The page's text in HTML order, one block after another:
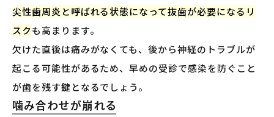
尖性歯周炎と呼ばれる状態になって抜歯が必要になるリ
スクも高まります。
欠けた直後は痛みがなくても、後から神経のトラブルが
起こる可能性があるため、早めの受診で感染を防ぐこと
が歯を残す鍵となるでしょう。
噛み合わせが崩れる